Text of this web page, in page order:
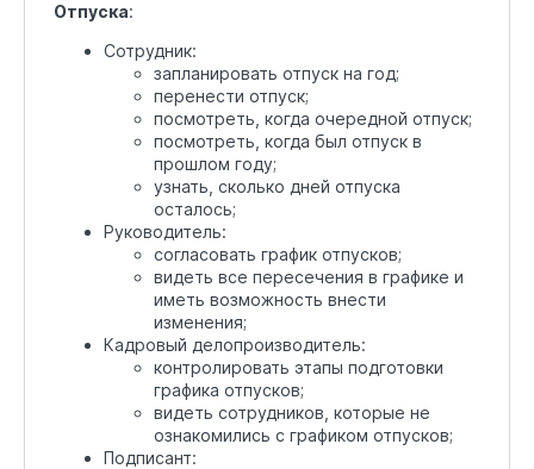
Отпуска:
Сотрудник:
запланировать отпуск на год;
перенести отпуск;
посмотреть, когда очередной отпуск;
посмотреть, когда был отпуск в
прошлом году;
узнать, сколько дней отпуска
осталось;
Руководитель:
согласовать график отпусков;
видеть все пересечения в графике и
иметь возможность внести
изменения;
Кадровый делопроизводитель:
контролировать этапы подготовки
графика отпусков;
видеть сотрудников, которые не
ознакомились с графиком отпусков;
Подписант: